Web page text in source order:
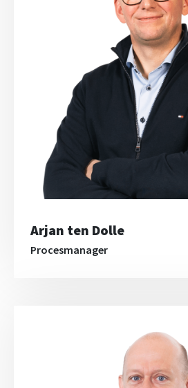
Arjan ten Dolle
Procesmanager